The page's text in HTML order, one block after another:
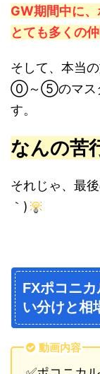
GW期間中に
とても多くの
そして、本当
⓪～⑤のマスタ
す。
なんの苦
それじゃ、最
｀)
FXポコニ
い分けと相
動画内容